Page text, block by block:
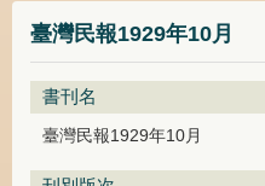
臺灣民報1929年10月
書刊名
臺灣民報1929年10月